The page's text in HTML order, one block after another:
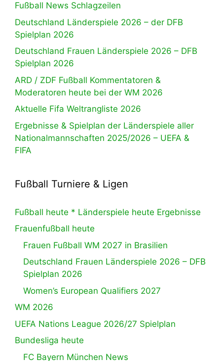
Fußball News Schlagzeilen
Deutschland Länderspiele 2026 – der DFB
Spielplan 2026
Deutschland Frauen Länderspiele 2026 – DFB
Spielplan 2026
ARD / ZDF Fußball Kommentatoren &
Moderatoren heute bei der WM 2026
Aktuelle Fifa Weltrangliste 2026
Ergebnisse & Spielplan der Länderspiele aller
Nationalmannschaften 2025/2026 – UEFA &
FIFA
Fußball Turniere & Ligen
Fußball heute * Länderspiele heute Ergebnisse
Frauenfußball heute
Frauen Fußball WM 2027 in Brasilien
Deutschland Frauen Länderspiele 2026 – DFB
Spielplan 2026
Women’s European Qualifiers 2027
WM 2026
UEFA Nations League 2026/27 Spielplan
Bundesliga heute
FC Bayern München News